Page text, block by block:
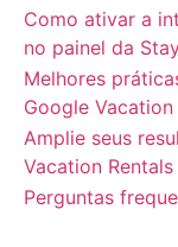
Como ativar a
no painel da
Melhores
Google Vacation
Amplie seus
Vacation Rentals
Perguntas